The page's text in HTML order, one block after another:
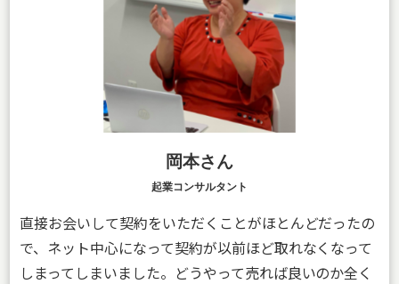
岡本さん
起業コンサルタント
直接お会いして契約をいただくことがほとんどだったの
で、ネット中心になって契約が以前ほど取れなくなって
しまってしまいました。どうやって売れば良いのか全く